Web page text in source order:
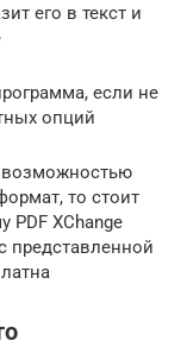
его в текст и
если не
опций
возможностью
то стоит
PDF XChange
представленной